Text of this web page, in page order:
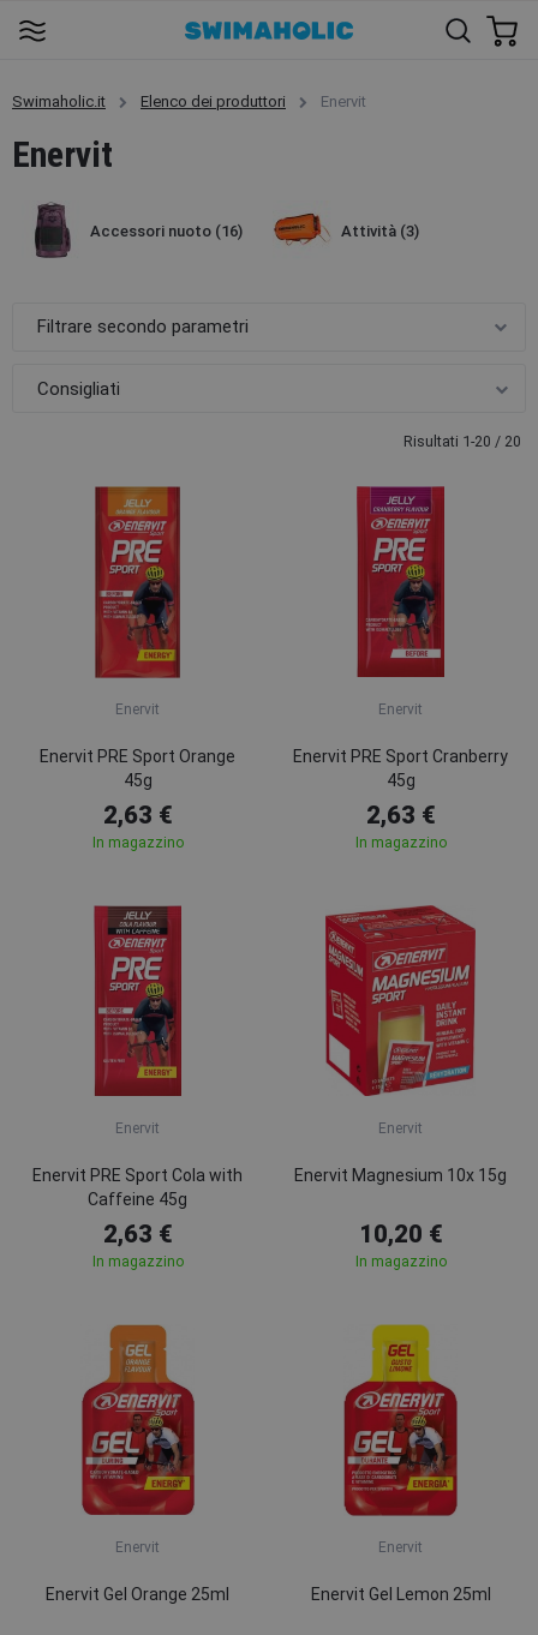
Swimaholic.it Elenco dei produttori Enervit
Enervit
Accessori nuoto (16) Attività (3)
Filtrare secondo parametri
Risultati 1-20 / 20
Enervit
Enervit PRE Sport Orange
45g
2,63 €
In magazzino
Enervit
Enervit PRE Sport Cranberry
45g
2,63 €
In magazzino
Enervit
Enervit PRE Sport Cola with
Caffeine 45g
2,63 €
In magazzino
Enervit
Enervit Magnesium 10x 15g
10,20 €
In magazzino
Enervit
Enervit Gel Orange 25ml
Enervit
Enervit Gel Lemon 25ml